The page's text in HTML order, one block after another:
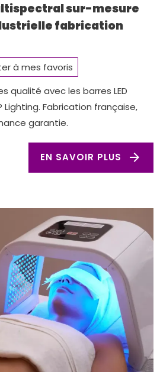
sur-mesure
fabrication
à mes favoris
qualité avec les barres LED
Lighting. Fabrication française,
garantie.
EN SAVOIR PLUS arrow_forward